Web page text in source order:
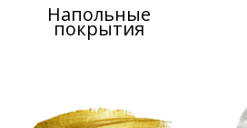
Напольные
покрытия